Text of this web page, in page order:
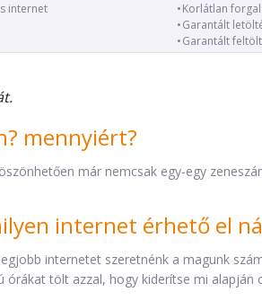
internet
Korlátlan
Garantált
Garantált
mennyiért?
már nemcsak egy-egy
internet érhető el
internetet szeretnénk a magunk
órákat tölt azzal, hogy kiderítse mi alapján